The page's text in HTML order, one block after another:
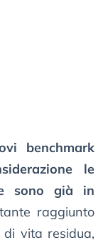
benchmark
le
sono già in
raggiunto
vita residua,